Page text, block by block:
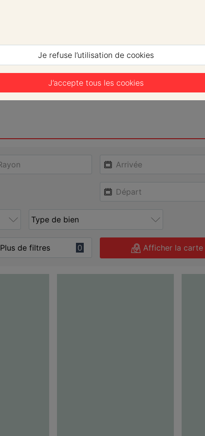
Je refuse l’utilisation de cookies
J’accepte tous les cookies
Plus de filtres 0 Afficher la carte